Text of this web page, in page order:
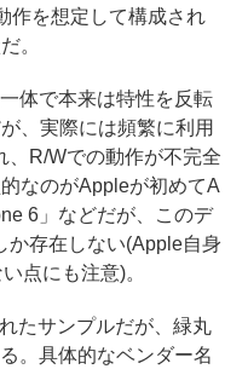
作を想定して構成され
。
体で本来は特性を反転
、実際には頻繁に利用
、R/Wでの動作が不完全
なのがAppleが初めてA
6」などだが、このデ
か存在しない(Apple自身
点にも注意)。
たサンプルだが、緑丸
。具体的なベンダー名